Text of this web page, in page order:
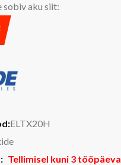
sobiv aku siit:
ELTX20H
Tellimisel kuni 3 tööpäeva.